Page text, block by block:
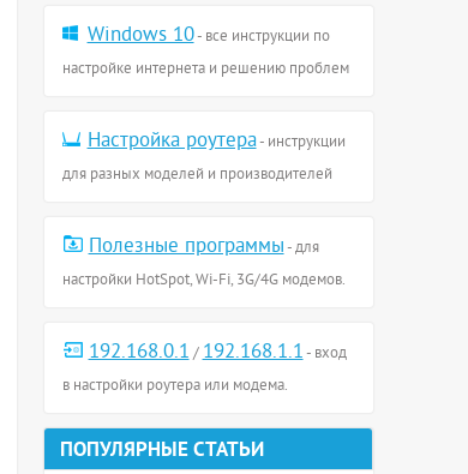
Windows 10- все инструкции по
настройке интернета и решению проблем
Настройка роутера- инструкции
для разных моделей и производителей
Полезные программы- для
настройки HotSpot, Wi-Fi, 3G/4G модемов.
192.168.0.1 /192.168.1.1- вход
в настройки роутера или модема.
ПОПУЛЯРНЫЕ СТАТЬИ